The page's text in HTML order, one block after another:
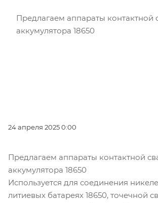
Предлагаем аппараты контактной
аккумулятора 18650
24 апреля 2025 0:00
Предлагаем аппараты контактной
аккумулятора 18650
Используется для соединения
литиевых батареях 18650, точечной